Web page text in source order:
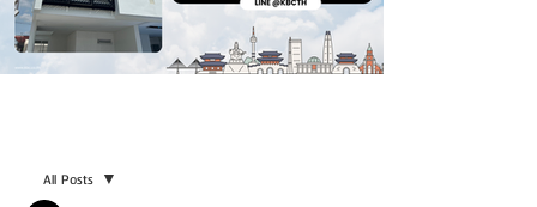
All Posts